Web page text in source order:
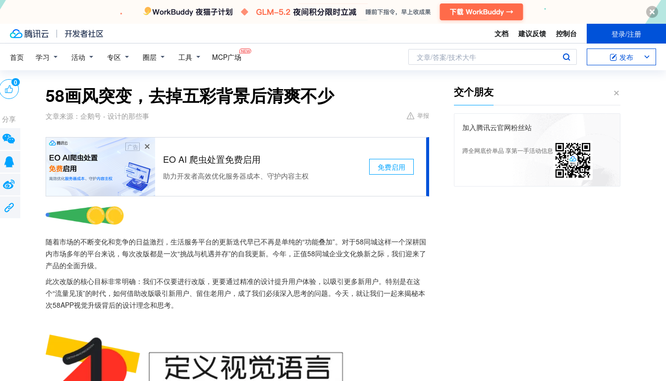
文档 建议反馈 控制台 登录/注册
首页 学习 活动 专区 圈层 工具 MCP广场 文章/答案/技术大牛 发布
58画风突变，去掉五彩背景后清爽不少
文章来源： 企鹅号 - 设计的那些事 举报
广告
EO AI 爬虫处置免费启用
助力开发者高效优化服务器成本、守护内容主权
免费启用
随着市场的不断变化和竞争的日益激烈，生活服务平台的更新迭代早已不再是单纯的“功能叠加”。对于58同城这样一个深耕国
内市场多年的平台来说，每次改版都是一次“挑战与机遇并存”的自我更新。今年，正值58同城企业文化焕新之际，我们迎来了
产品的全面升级。
此次改版的核心目标非常明确：我们不仅要进行改版，更要通过精准的设计提升用户体验，以吸引更多新用户。特别是在这
个“流量见顶”的时代，如何借助改版吸引新用户、留住老用户，成了我们必须深入思考的问题。今天，就让我们一起来揭秘本
次58APP视觉升级背后的设计理念和思考。
0
分享
交个朋友
加入腾讯云官网粉丝站
蹲全网底价单品 享第一手活动信息